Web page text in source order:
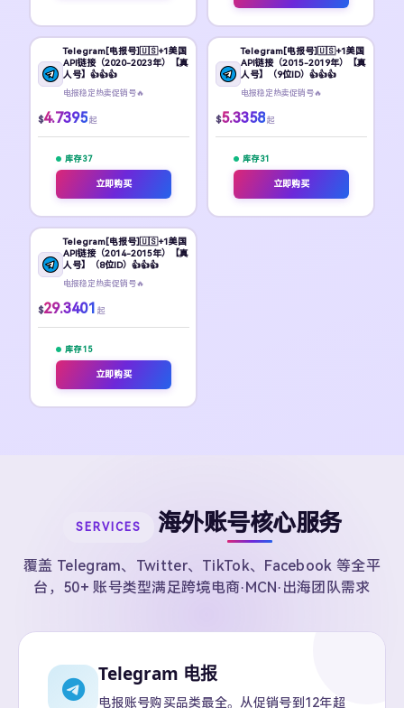
Telegram[电报号]🇺🇸+1美国
API链接（2020-2023年）【真
人号】👍👍👍
电报稳定热卖促销号🔥
$4.7395 起
库存 37
立即购买
Telegram[电报号]🇺🇸+1美国
API链接（2015-2019年）【真
人号】（9位ID）👍👍👍
电报稳定热卖促销号🔥
$5.3358 起
库存 31
立即购买
Telegram[电报号]🇺🇸+1美国
API链接（2014-2015年）【真
人号】（8位ID）👍👍👍
电报稳定热卖促销号🔥
$29.3401 起
库存 15
立即购买
SERVICES 海外账号核心服务
覆盖 Telegram、Twitter、TikTok、Facebook 等全平
台，50+ 账号类型满足跨境电商·MCN·出海团队需求
Telegram 电报
电报账号购买品类最全。从促销号到12年超